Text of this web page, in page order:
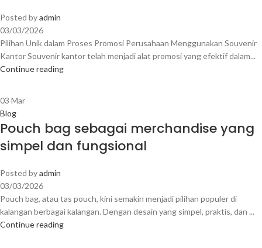
Posted byadmin
03/03/2026
Pilihan Unik dalam Proses Promosi Perusahaan Menggunakan Souvenir
Kantor Souvenir kantor telah menjadi alat promosi yang efektif dalam...
Continue reading
03 Mar
Blog
Pouch bag sebagai merchandise yang
simpel dan fungsional
Posted byadmin
03/03/2026
Pouch bag, atau tas pouch, kini semakin menjadi pilihan populer di
kalangan berbagai kalangan. Dengan desain yang simpel, praktis, dan ...
Continue reading